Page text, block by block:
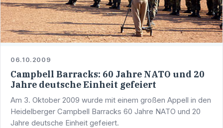
06.10.2009
Campbell Barracks: 60 Jahre NATO und 20
Jahre deutsche Einheit gefeiert
Am 3. Oktober 2009 wurde mit einem großen Appell in den
Heidelberger Campbell Barracks 60 Jahre NATO und 20
Jahre deutsche Einheit gefeiert.